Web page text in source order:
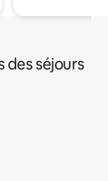
des séjours